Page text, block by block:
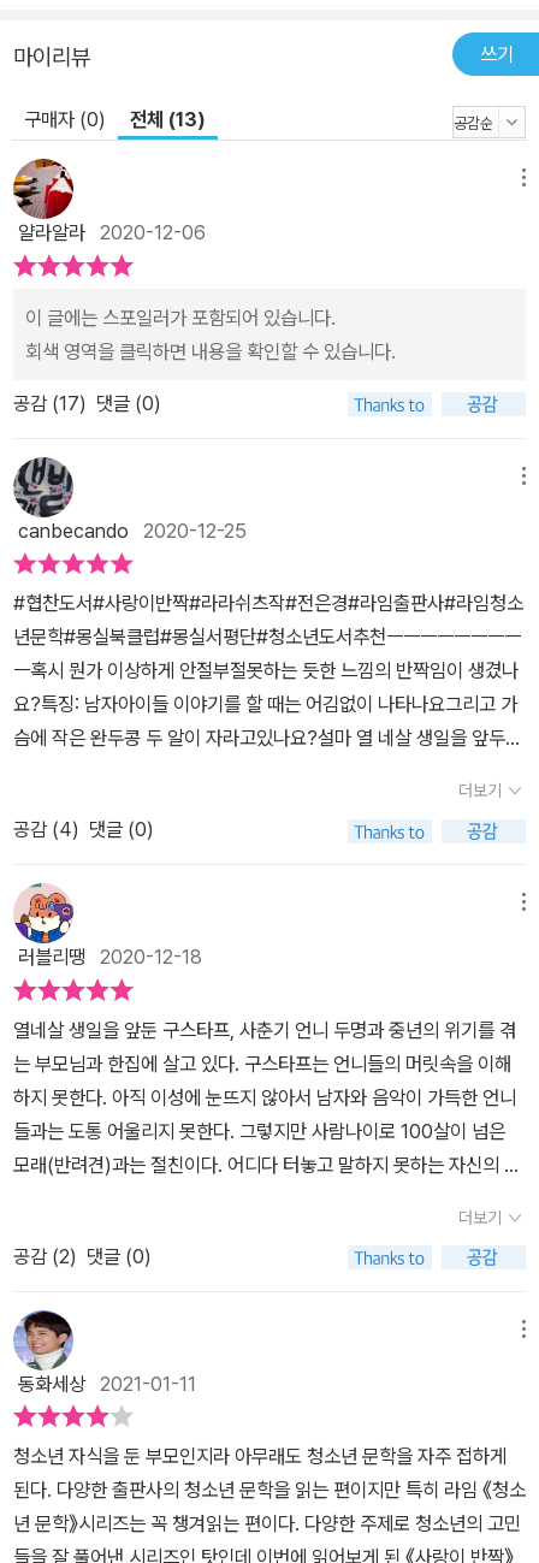
람 모두와 척을 지고 살면서 독설을 퍼부으며 집 안 분위기를 흉흉하
들은 아랑곳없이 마주쳤다 하면 하얗게 재가 될 때까지 싸우는 엄마
와 아빠……. 안온한 보루인 줄 알았던 집이 전쟁터가 되어 버린 게 참
담할 뿐이다. 구스타프는 경직된 분위기를 풀고 관계를 이어 붙이려
고군분투하지만 상황은 걷잡을 수 없이 심각해지기만 한다. 결국 아
빠는 몸만 이곳에 있고 정신은 다른 데로 가 있는 유령 같은 상태에 수
마요르카로 훌쩍 떠나 버린다. 절친 아니나조차 프랑스로 여행을 가
는 바람에 오도카니 혼자 남게 된 구스타프는 치매를 앓는 늙은 개 모
래를 돌보면서 함께 텅 빈 동네를 돌아다니며 무료한 시간을 보낸다.
이 레깅스에 별 무늬 티셔츠를 입은 데다 머리카락까지 치렁치렁하게
긴 괴짜 전학생 문! 야외 수영장을 기웃거리던 구스타프는 스케이트
보드를 끌고 다니면서 빈 병을 모으는 문을 발견하고 호기심을 느낀
다. 그러다가 짓궂은 남자아이들에게 괴롭힘을 당하는 문을 충동적으
로 구해 주게 된다. 구스타프의 작은 호의는 둘 사이에 비밀스러운 온
기를 남기고, 그날 이후 둘은 소소한 약속이라도 한 듯이 매일 만나며
사소한 추억들을 차곡차곡 쌓아 간다. 구스타프는 뭔가 특별한 일이
일어날 거라는 예감을 느끼며 자기 마음을 가만히 들여다보기 시작한
다. 사랑을 묻고 답하며 의미를 찾아가는 이야기! 《사랑이 반짝》은 다
가는 이야기이다. 뜨거운 열정이 식은 뒤 의무와 책임만 남아 권태를
느끼는 중년 부부의 미적지근한 마음, 가장 가까이에 있기에 무조건
적인 신뢰를 주고받지만 그만큼 지긋지긋할 때도 있는 가족 간의 끈
끈한 사랑, 또 다른 나라고 느낄 만큼 의지하고 몰입하게 되는 친구와
의 사랑, 때론 세상 그 누구보다 내 편이라고 느끼는 반려동물과의 사
랑, 그리고 자꾸만 신경이 쓰이고 걷잡을 수 없이 마음이 쏟아지는 이
성과의 사랑까지……. 이제 막 시작되기도 하고, 영원히 잊지 못할 기
억을 남기기도 하며, 때로는 어쩔 수 없이 끝을 향해 가기도 하는 각각
의 사랑은 형태와 온도가 달라도 어쩐지 모두 닮아 있는 듯하다. 사랑
의 과거와 현재, 미래를 모두 담은 구스타프의 이야기는 ‘한 사람이 오
는 것은 그의 일생이 오는 것처럼 어마어마한 일’이라는 의미의 시구
를 비로소 이해할 수 있게 해 준다. 무엇보다 부모님이 헤어지는 과정
순간, 생애 최초로 좋아하는 남자아이가 생기는 구스타프의 이야기는
인생의 아이러니를 잘 보여 준다. 이를 통해 사랑이라는 감정은 결과
가 아니라 과정에 존재하고, 그로 인해 기쁨과 슬픔이 공존할 수밖에
없다는 깨달음 또한 자연스럽게 건넨다. 구스타프는 문과의 만남을
통해 사춘기는 곧 종말의 시작이라고 단언했던 과거를 지나 전혀 다
른 색채를 띠는 세계로 서슴없이 건너간다. 간절하게 지키고 싶었지
만 그럴 수 없었던 것들을 받아들이고, 원치 않았지만 품을 수밖에 없
는 마음을 인정하면서 아이의 세계가 훅, 넓어지고 깊어지는 순간을
목격할 수 있을 것이다. 여기에 사춘기를 맞이하는 아이들의 다른 태
도와 속도, 반려동물과의 다정한 유대감과 눈물겨운 이별, 완전히 이
마이리뷰 쓰기
구매자 (0) 전체 (13)
얄라알라 2020-12-06
이 글에는 스포일러가 포함되어 있습니다.
회색 영역을 클릭하면 내용을 확인할 수 있습니다.
공감 (17) 댓글 (0)
canbecando 2020-12-25
#협찬도서#사랑이반짝#라라쉬츠작#전은경#라임출판사#라임청소
년문학#몽실북클럽#몽실서평단#청소년도서추천ㅡㅡㅡㅡㅡㅡㅡㅡ
ㅡ혹시 뭔가 이상하게 안절부절못하는 듯한 느낌의 반짝임이 생겼나
요?특징: 남자아이들 이야기를 할 때는 어김없이 나타나요그리고 가
슴에 작은 완두콩 두 알이 자라고있나요?설마 열 네살 생일을 앞두고
이 구스타프라는 것을 알게된 후부터 「사랑이 반짝」이 말하고자 하는
게 뭔지 어느정도는 짐작할 수 있었어요뮌가 정체성에 혼란이 생기고
세상일이 전혀 맘에 들지않는주인공의 현 상태가 이름으로 전달됐기
때문이죠한창 사춘기의 정점에 접어든 언니들과 닭살 커플이었던 부
모님의 갈등은, 안락한 공간이었던 집이 전쟁터로 변해갑니다각자의
생활을 찾아 아빠는 영혼 가출 상태에, 엄마는 친구 간호를 이유로 훌
쩍 떠나버리네요절친마저 여행을 떠나고혼자 견뎌야 하는 시간 속에
서괴짜 전학생 문을 만나게 되는데요구스타프의 작은 호의에서 시작
된 만남은 비밀스러운 온기를 남기고 추억들은 쌓여갑니다구스타프
는 특별한 일이 일어날 거라는 예감을 느끼게되죠예닐곱살 딸들은결
혼을 하지 않고 평생 아빠랑 살겠다고 하거나, 아빠랑 결혼하겠다는
소리를 하죠그러다가 사춘기가 되면언제그랬냐는듯 돌변해 아빠를
보다는 딸의 사춘기에 더 당황해하는아빠라 차마 외면할 수 없는 남
숙해지면서 감정에 무뎌지고 권태로움을 느끼게 되는거죠그렇다고
사랑이 반짝하는 신호를 외면할건가요?노랫말에도 나오는 것 처럼사
람은 사랑 받기위해, 사랑하기 위해 태어난걸요마치 탈피를 하면서
조금씩 성장하는 것처럼 다양한 사랑의 방식과, 사랑이라는 감정은
결과가 아니라 과정에 존재하고 기쁨과 슬픔이 공존할 수 밖에 없는
사람 자체가 사랑이라는걸 구스타프의 과거·현재·미래를 통해 전달합
니다(독일 작가인데요 우리나라식 표현과는 다른 감정 표현들이 심오
하기까지합니다)특히 모래라는 이름의 반려견이 구스타프가 태어났
더보기
공감 (4) 댓글 (0)
러블리땡 2020-12-18
열네살 생일을 앞둔 구스타프, 사춘기 언니 두명과 중년의 위기를 겪
는 부모님과 한집에 살고 있다. 구스타프는 언니들의 머릿속을 이해
하지 못한다. 아직 이성에 눈뜨지 않아서 남자와 음악이 가득한 언니
들과는 도통 어울리지 못한다. 그렇지만 사람나이로 100살이 넘은
모래(반려견)과는 절친이다. 어디다 터놓고 말하지 못하는 자신의 이
가 길고 반짝이 레깅스를 입은 남자아이가 전학오게된다. 이름도 신
비로운 문, 조금 특이한 애라고 생각했고, 구스타프가 매년 행사처럼
여긴 가족여행이 취소되고, 모래와 산책하다 1학년 짖굳은 친구들에
게 괴롭힘을 당하는 문을 구해주고 문과 조금씩 가까워지기 시작하는
데...사춘기 소녀의 심경이 잘 담긴 소설이었다. 물론 엄마와 아빠의
다툼이 너무 현실적이여서 그 사이에서 외로움을 느끼는 주인공 구스
타프의 모습이 가장 안타까웠다. 어른들의 감정싸움에 아이들이 마음
고생하는것 같아 그게 가장 안타까웠다. 어른들의 감정에 눈치보고
한없이 어른스러운 모습을 보이는 아이들의 마음을 대변한 소설같았
다. 물론 사춘기 소년소녀의 반짝반빡이는 감정선도 잘살려내 읽는
더보기
공감 (2) 댓글 (0)
동화세상2021-01-11
청소년 자식을 둔 부모인지라 아무래도 청소년 문학을 자주 접하게
된다. 다양한 출판사의 청소년 문학을 읽는 편이지만 특히 라임 《청소
년 문학》시리즈는 꼭 챙겨읽는 편이다. 다양한 주제로 청소년의 고민
들을 잘 풀어낸 시리즈인 탓인데 이번에 읽어보게 된 《사랑이 반짝》